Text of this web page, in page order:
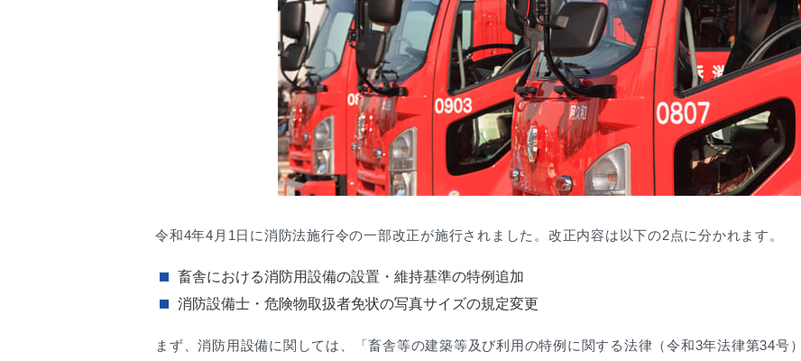
令和4年4月1日に消防法施行令の一部改正が施行されました。改正内容は以下の2点に分かれます。
畜舎における消防用設備の設置・維持基準の特例追加
消防設備士・危険物取扱者免状の写真サイズの規定変更
まず、消防用設備に関しては、「畜舎等の建築等及び利用の特例に関する法律（令和3年法律第34号